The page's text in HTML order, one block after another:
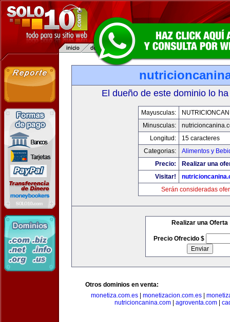
El dueño de este dominio lo
Mayusculas:
Minusculas:
Longitud:
15 caracteres
Categorias:
Alimentos y
Precio:
Realizar una
Visitar!
Serán consideradas
Realizar una Oferta
Precio Ofrecido $
Otros dominios en venta:
monetiza.com.es| monetizacion.com.es|
nutricioncanina.com| agroventa.com|